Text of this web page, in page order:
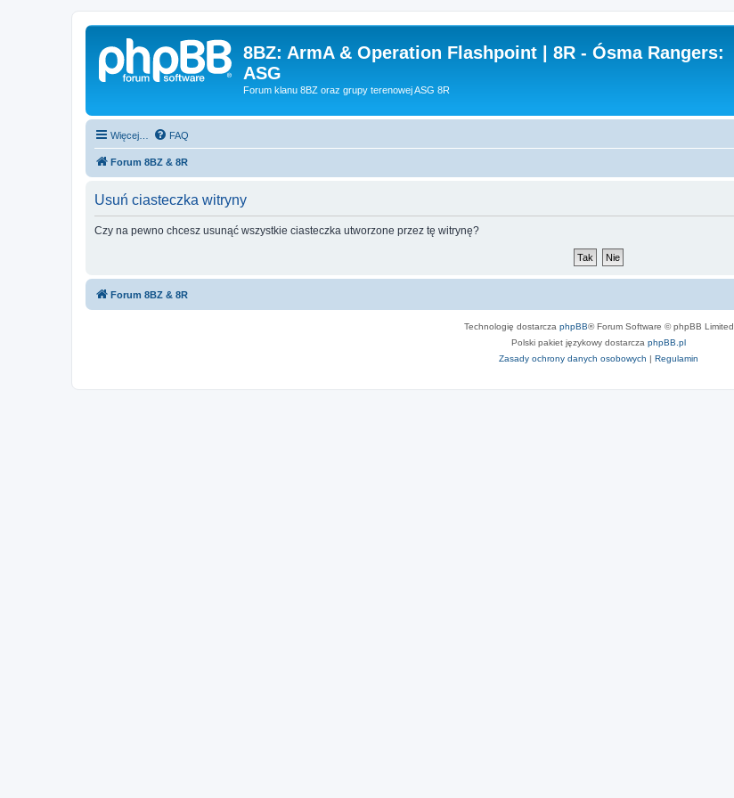
8BZ: ArmA & Operation Flashpoint | 8R - Ósma Rangers:
ASG
Forum klanu 8BZ oraz grupy terenowej ASG 8R
Więcej… FAQ
Forum 8BZ & 8R
Usuń ciasteczka witryny
Czy na pewno chcesz usunąć wszystkie ciasteczka utworzone przez tę witrynę?
Forum 8BZ & 8R
Technologię dostarcza phpBB® Forum Software © phpBB Limited
Polski pakiet językowy dostarcza phpBB.pl
Zasady ochrony danych osobowych | Regulamin